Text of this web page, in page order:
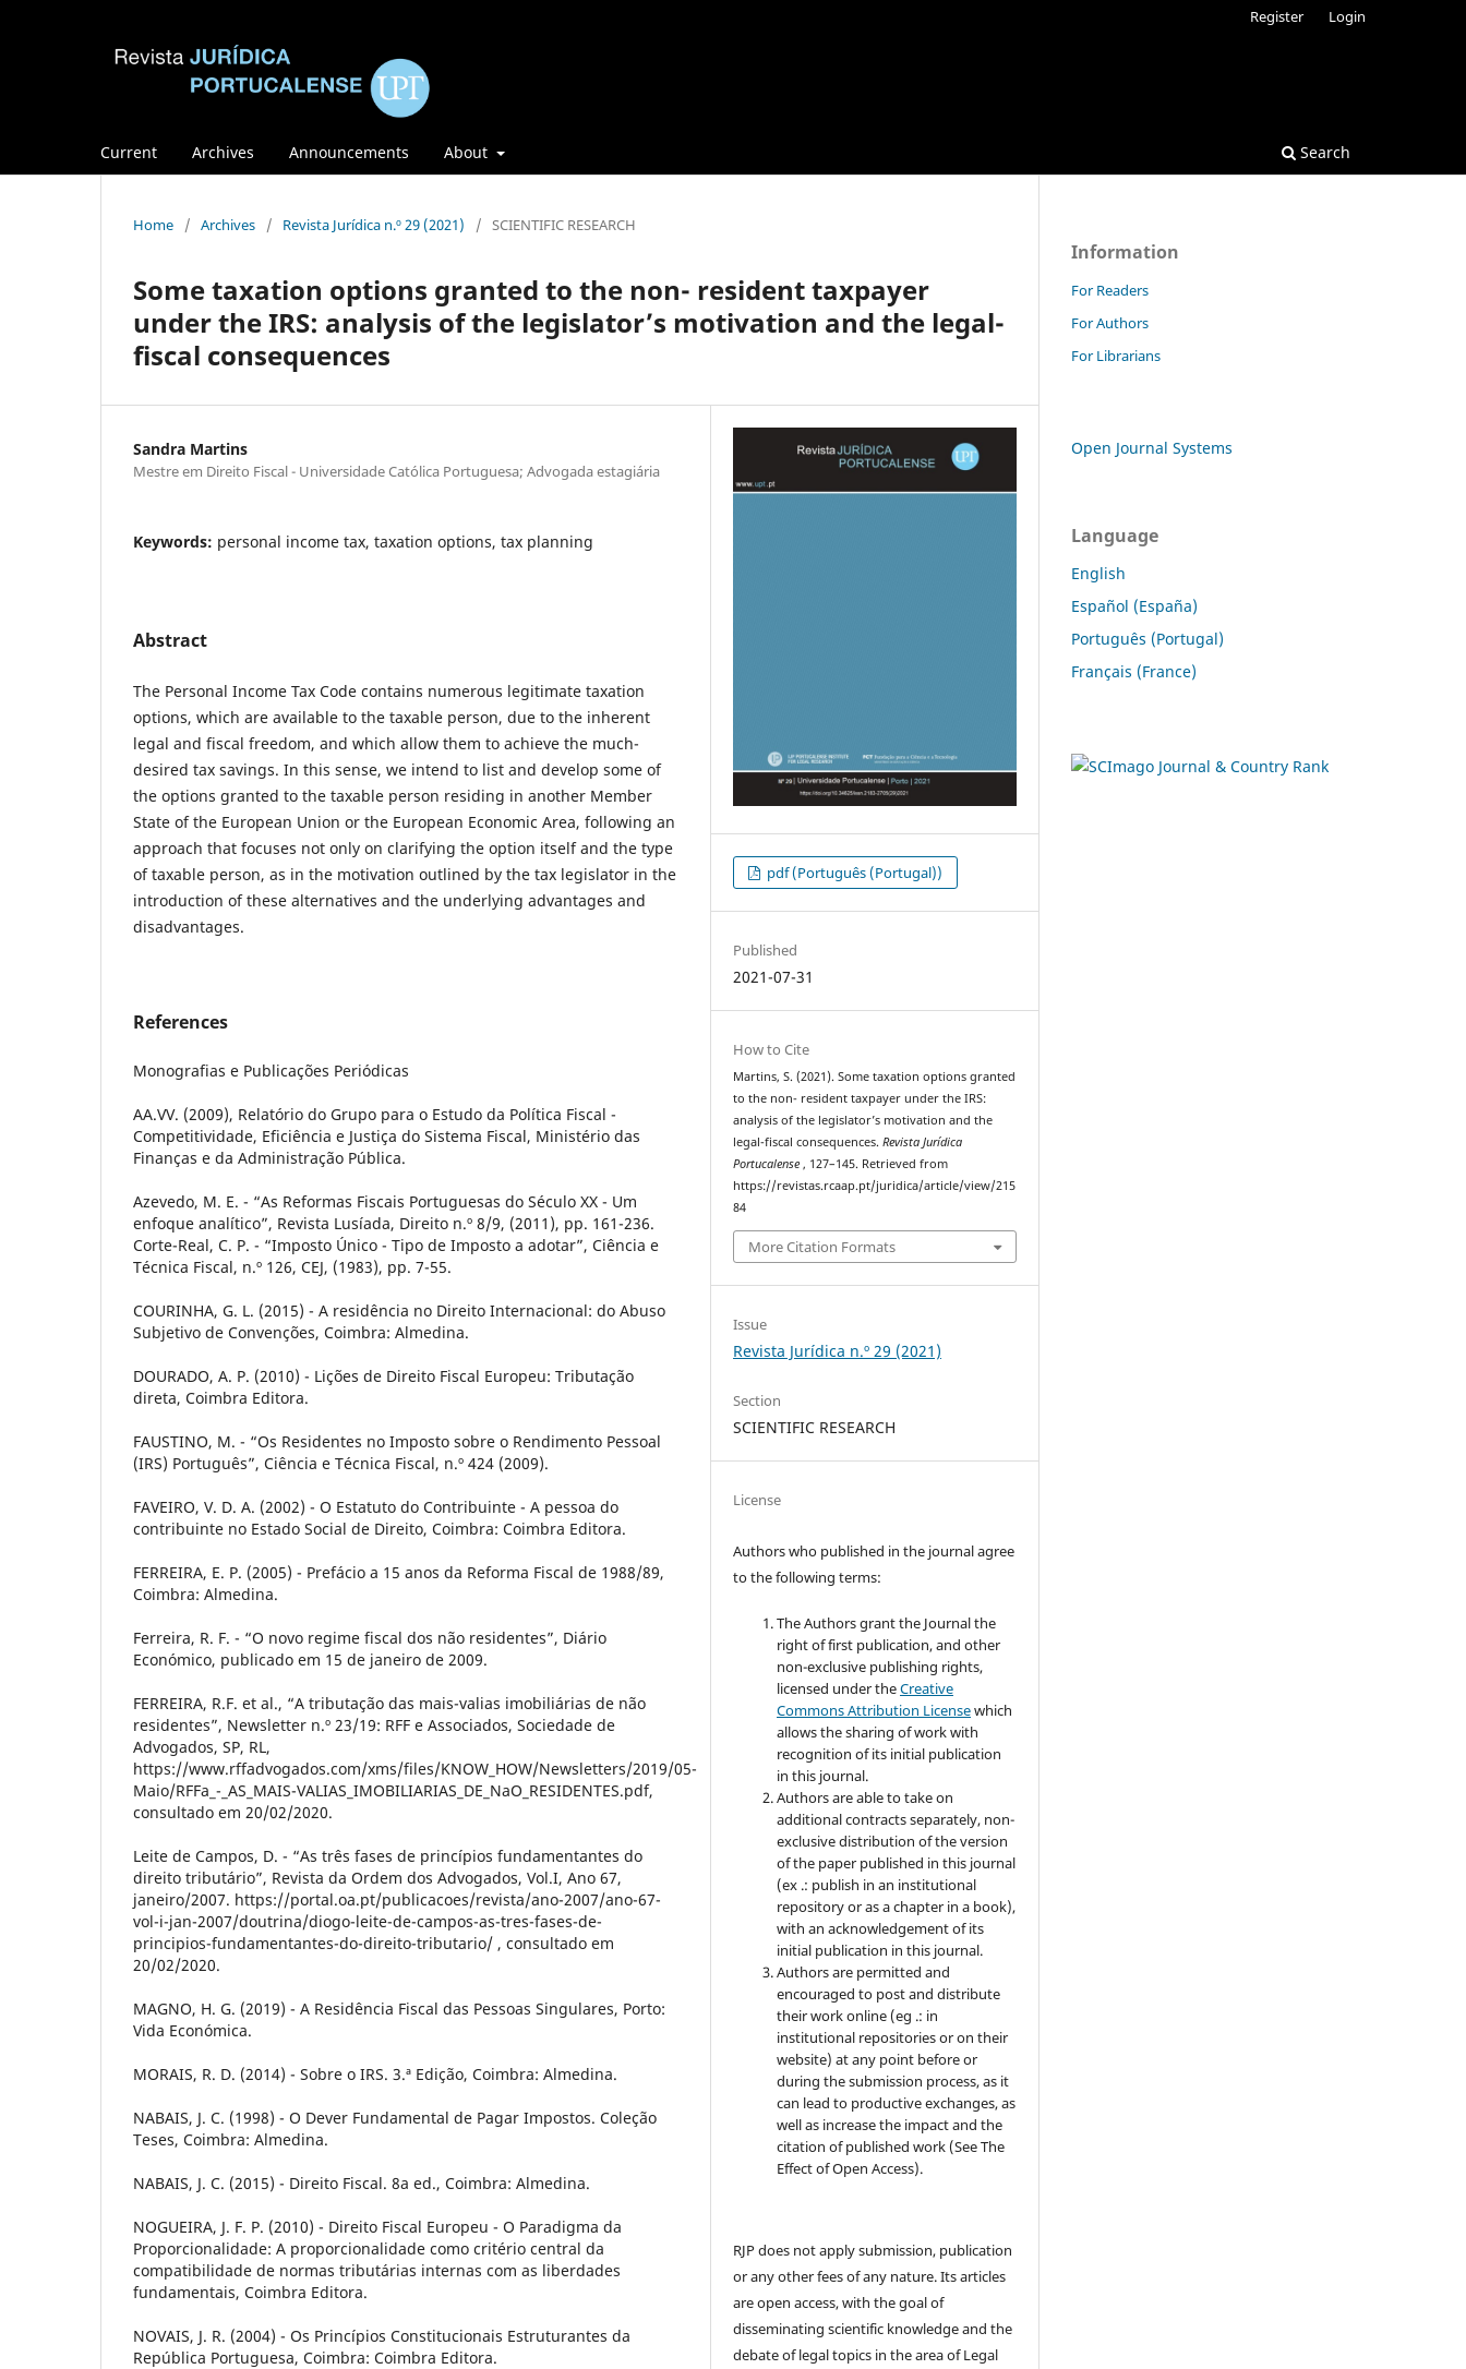
Current Archives Announcements About Search
Register Login
Home / Archives / Revista Jurídica n.º 29 (2021) / SCIENTIFIC RESEARCH
Some taxation options granted to the non- resident taxpayer
under the IRS: analysis of the legislator’s motivation and the legal-
fiscal consequences
Sandra Martins
Mestre em Direito Fiscal - Universidade Católica Portuguesa; Advogada estagiária
Keywords: personal income tax, taxation options, tax planning
Abstract
The Personal Income Tax Code contains numerous legitimate taxation
options, which are available to the taxable person, due to the inherent
legal and fiscal freedom, and which allow them to achieve the much-
desired tax savings. In this sense, we intend to list and develop some of
the options granted to the taxable person residing in another Member
State of the European Union or the European Economic Area, following an
approach that focuses not only on clarifying the option itself and the type
of taxable person, as in the motivation outlined by the tax legislator in the
introduction of these alternatives and the underlying advantages and
disadvantages.
References
Monografias e Publicações Periódicas
AA.VV. (2009), Relatório do Grupo para o Estudo da Política Fiscal -
Competitividade, Eficiência e Justiça do Sistema Fiscal, Ministério das
Finanças e da Administração Pública.
Azevedo, M. E. - “As Reformas Fiscais Portuguesas do Século XX - Um
enfoque analítico”, Revista Lusíada, Direito n.º 8/9, (2011), pp. 161-236.
Corte-Real, C. P. - “Imposto Único - Tipo de Imposto a adotar”, Ciência e
Técnica Fiscal, n.º 126, CEJ, (1983), pp. 7-55.
COURINHA, G. L. (2015) - A residência no Direito Internacional: do Abuso
Subjetivo de Convenções, Coimbra: Almedina.
DOURADO, A. P. (2010) - Lições de Direito Fiscal Europeu: Tributação
direta, Coimbra Editora.
FAUSTINO, M. - “Os Residentes no Imposto sobre o Rendimento Pessoal
(IRS) Português”, Ciência e Técnica Fiscal, n.º 424 (2009).
FAVEIRO, V. D. A. (2002) - O Estatuto do Contribuinte - A pessoa do
contribuinte no Estado Social de Direito, Coimbra: Coimbra Editora.
FERREIRA, E. P. (2005) - Prefácio a 15 anos da Reforma Fiscal de 1988/89,
Coimbra: Almedina.
Ferreira, R. F. - “O novo regime fiscal dos não residentes”, Diário
Económico, publicado em 15 de janeiro de 2009.
FERREIRA, R.F. et al., “A tributação das mais-valias imobiliárias de não
residentes”, Newsletter n.º 23/19: RFF e Associados, Sociedade de
Advogados, SP, RL,
https://www.rffadvogados.com/xms/files/KNOW_HOW/Newsletters/2019/05-
Maio/RFFa_-_AS_MAIS-VALIAS_IMOBILIARIAS_DE_NaO_RESIDENTES.pdf,
consultado em 20/02/2020.
Leite de Campos, D. - “As três fases de princípios fundamentantes do
direito tributário”, Revista da Ordem dos Advogados, Vol.I, Ano 67,
janeiro/2007. https://portal.oa.pt/publicacoes/revista/ano-2007/ano-67-
vol-i-jan-2007/doutrina/diogo-leite-de-campos-as-tres-fases-de-
principios-fundamentantes-do-direito-tributario/ , consultado em
20/02/2020.
MAGNO, H. G. (2019) - A Residência Fiscal das Pessoas Singulares, Porto:
Vida Económica.
MORAIS, R. D. (2014) - Sobre o IRS. 3.ª Edição, Coimbra: Almedina.
NABAIS, J. C. (1998) - O Dever Fundamental de Pagar Impostos. Coleção
Teses, Coimbra: Almedina.
NABAIS, J. C. (2015) - Direito Fiscal. 8a ed., Coimbra: Almedina.
NOGUEIRA, J. F. P. (2010) - Direito Fiscal Europeu - O Paradigma da
Proporcionalidade: A proporcionalidade como critério central da
compatibilidade de normas tributárias internas com as liberdades
fundamentais, Coimbra Editora.
NOVAIS, J. R. (2004) - Os Princípios Constitucionais Estruturantes da
República Portuguesa, Coimbra: Coimbra Editora.
pdf (Português (Portugal))
Published
2021-07-31
How to Cite
Martins, S. (2021). Some taxation options granted
to the non- resident taxpayer under the IRS:
analysis of the legislator’s motivation and the
legal-fiscal consequences.Revista Jurídica
Portucalense, 127–145. Retrieved from
https://revistas.rcaap.pt/juridica/article/view/215
84
More Citation Formats
Issue
Revista Jurídica n.º 29 (2021)
Section
SCIENTIFIC RESEARCH
License
Authors who published in the journal agree
to the following terms:
The Authors grant the Journal the
right of first publication, and other
non-exclusive publishing rights,
licensed under theCreative
Commons Attribution Licensewhich
allows the sharing of work with
recognition of its initial publication
in this journal.
Authors are able to take on
additional contracts separately, non-
exclusive distribution of the version
of the paper published in this journal
(ex .: publish in an institutional
repository or as a chapter in a book),
with an acknowledgement of its
initial publication in this journal.
Authors are permitted and
encouraged to post and distribute
their work online (eg .: in
institutional repositories or on their
website) at any point before or
during the submission process, as it
can lead to productive exchanges, as
well as increase the impact and the
citation of published work (See The
Effect of Open Access).
RJP does not apply submission, publication
or any other fees of any nature. Its articles
are open access, with the goal of
disseminating scientific knowledge and the
debate of legal topics in the area of ​​Legal
Information
For Readers
For Authors
For Librarians
Open Journal Systems
Language
English
Español (España)
Português (Portugal)
Français (France)